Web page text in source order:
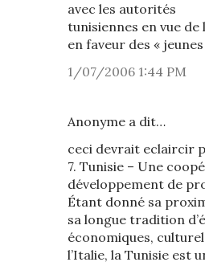
avec les autorités
tunisiennes en vue de
en faveur des «
1/07/2006 1:44 PM
Anonyme a dit…
ceci devrait eclaircir
7. Tunisie – Une
développement de
Étant donné sa
sa longue tradition
économiques,
l’Italie, la Tunisie est